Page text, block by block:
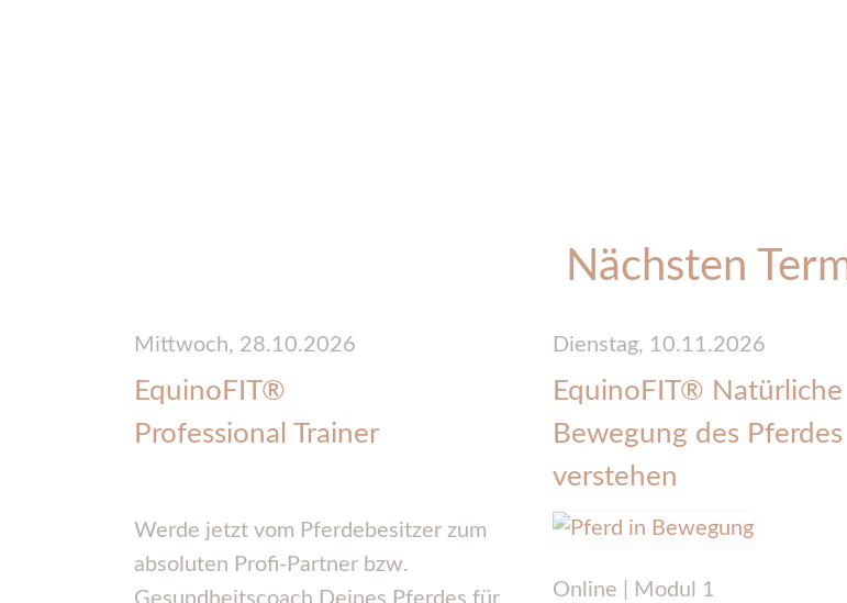
Nächsten
Mittwoch, 28.10.2026
EquinoFIT®
Professional Trainer
Werde jetzt vom Pferdebesitzer zum
absoluten Profi-Partner bzw.
Dienstag, 10.11.2026
EquinoFIT® Natürliche
Bewegung des Pferdes
verstehen
Online | Modul 1